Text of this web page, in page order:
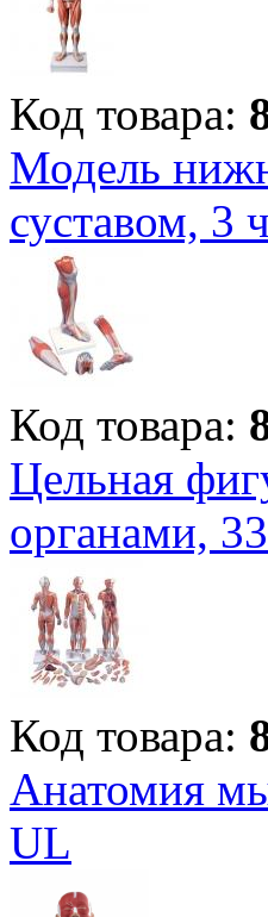
Код товара:
Модель
суставом, 3
Код товара:
Цельная
органами,
Код товара:
Анатомия
UL